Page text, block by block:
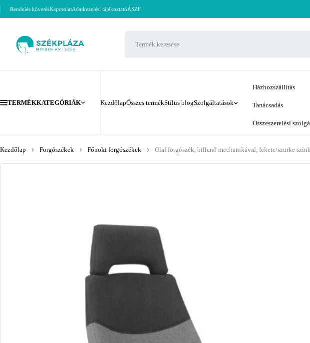
Rendelés követésKapcsolatAdatkezelési tájékoztatóÁSZF
TERMÉKKATEGÓRIÁK KezdőlapÖsszes termékStílus blogSzolgáltatások
Házhozszállítás
Tanácsadás
Összeszerelési
Kezdőlap Forgószékek Főnöki forgószékek Olaf forgószék, billenő mechanikával, fekete/szürke